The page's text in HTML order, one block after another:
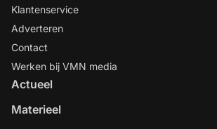
Klantenservice
Adverteren
Contact
Werken bij VMN media
Actueel
Materieel